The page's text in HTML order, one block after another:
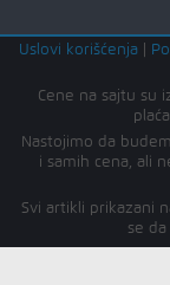
Uslovi korišćenja|
Cene na sajtu su
Nastojimo da
i samih cena, ali
Svi artikli prikazani
se